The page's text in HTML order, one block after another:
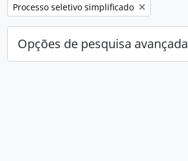
Remover filtro:
Processo seletivo simplificado
Opções de pesquisa avançada